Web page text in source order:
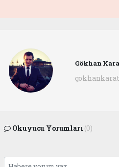
Gökhan
Okuyucu Yorumları (0)